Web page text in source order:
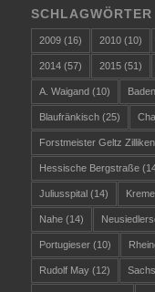
SCHLAGWÖRTER
2009(16) 2010(10)
2014(57) 2015(51)
A. Waigand(10) Baden
Blaufränkisch(25)
Forstmeister Geltz Zilliken
Hessische Bergstraße
Juliusspital(14)
Nahe(14)
Portugieser(10)
Rudolf May(12)